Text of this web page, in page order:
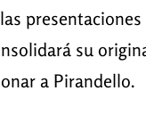
presentaciones
su
a Pirandello.